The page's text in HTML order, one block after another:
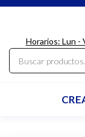
Saltar
contenidoHorarios: Lun -